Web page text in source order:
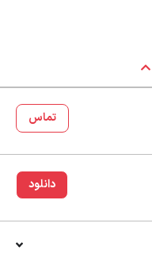
تماس
دانلود